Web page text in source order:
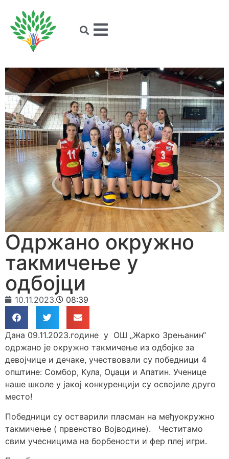
Одржано окружно
такмичење у
одбојци
10.11.2023. 08:39
Дана 09.11.2023.године у ОШ „Жарко Зрењанин“
одржано је окружно такмичење из одбојке за
девојчице и дечаке, учествовали су победници 4
општине: Сомбор, Kула, Оџаци и Апатин. Ученице
наше школе у јакој конкуренцији су освојиле друго
место!
Победници су остварили пласман на међуокружно
такмичење ( првенство Војводине). Честитамо
свим учесницима на борбености и фер плеј игри.